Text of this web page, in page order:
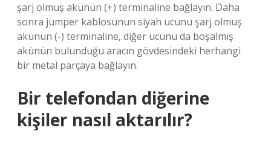
şarj olmuş akünün (+) terminaline bağlayın. Daha
sonra jumper kablosunun siyah ucunu şarj olmuş
akünün (-) terminaline, diğer ucunu da boşalmış
akünün bulunduğu aracın gövdesindeki herhangi
bir metal parçaya bağlayın.
Bir telefondan diğerine
kişiler nasıl aktarılır?